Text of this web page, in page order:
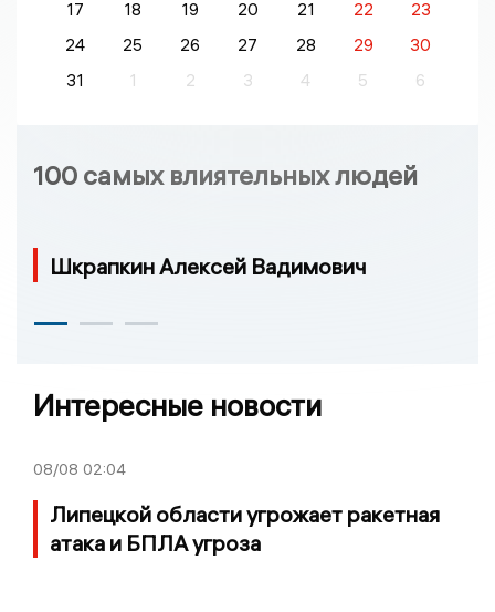
17 18 19 20 21 22
23
24
25 26 27 28 29
30
31
1 2 3 4 5 6
100 самых влиятельных людей
Шкрапкин Алексей Вадимович
Интересные новости
08/08 02:04
Липецкой области угрожает ракетная
атака и БПЛА угроза